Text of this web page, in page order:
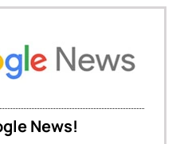
News!